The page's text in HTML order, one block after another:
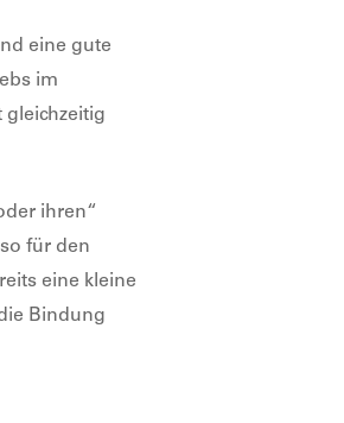
eine gute
im
gleichzeitig
ihren“
für den
eine kleine
Bindung